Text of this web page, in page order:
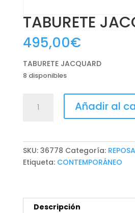
TABURETE
495,00€
TABURETE JACQUARD
8 disponibles
JACQUARD
Añadir al
SKU: 36778 Categoría:
Etiqueta: CONTEMPORÁNEO
Descripción